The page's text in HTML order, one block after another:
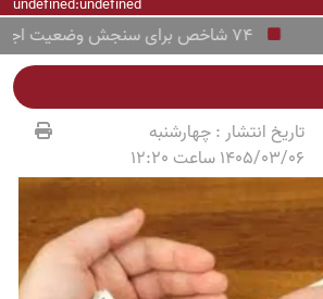
undefined:undefined
تاریخ انتشار :چهارشنبه
1405/03/06 ساعت 12:20